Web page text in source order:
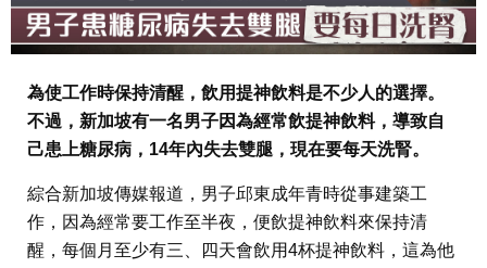
為使工作時保持清醒，飲用提神飲料是不少人的選擇。
不過，新加坡有一名男子因為經常飲提神飲料，導致自
己患上糖尿病，14年內失去雙腿，現在要每天洗腎。
綜合新加坡傳媒報道，男子邱東成年青時從事建築工
作，因為經常要工作至半夜，便飲提神飲料來保持清
醒，每個月至少有三、四天會飲用4杯提神飲料，這為他